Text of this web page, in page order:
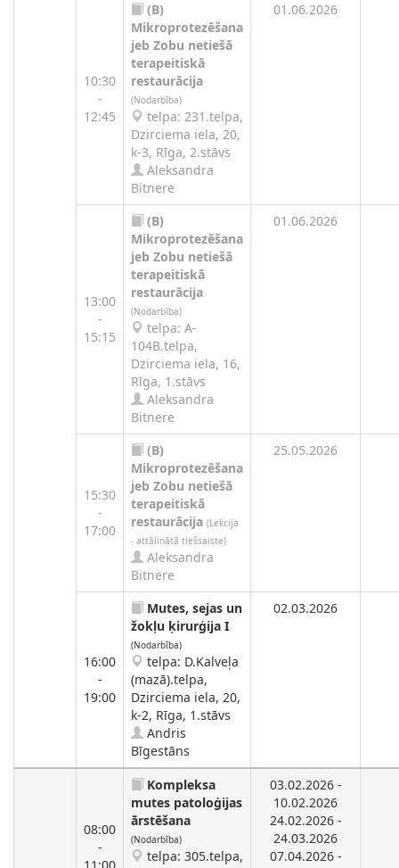
10:30
-
12:45
(B)
Mikroprotezēšana
jeb Zobu netiešā
terapeitiskā
restaurācija
(Nodarbība)
telpa: 231.telpa,
Dzirciema iela, 20,
k-3, Rīga, 2.stāvs
Aleksandra
Bitnere
01.06.2026
13:00
-
15:15
(B)
Mikroprotezēšana
jeb Zobu netiešā
terapeitiskā
restaurācija
(Nodarbība)
telpa: A-
104B.telpa,
Dzirciema iela, 16,
Rīga, 1.stāvs
Aleksandra
Bitnere
01.06.2026
15:30
-
17:00
(B)
Mikroprotezēšana
jeb Zobu netiešā
terapeitiskā
restaurācija (Lekcija
- attālinātā tiešsaiste)
Aleksandra
Bitnere
25.05.2026
16:00
-
19:00
Mutes, sejas un
žokļu ķirurģija I
(Nodarbība)
telpa: D.Kalveļa
(mazā).telpa,
Dzirciema iela, 20,
k-2, Rīga, 1.stāvs
Andris
Bīgestāns
02.03.2026
08:00
-
Kompleksa
mutes patoloģijas
ārstēšana
(Nodarbība)
telpa: 305.telpa,
03.02.2026 -
10.02.2026
24.02.2026 -
24.03.2026
07.04.2026 -